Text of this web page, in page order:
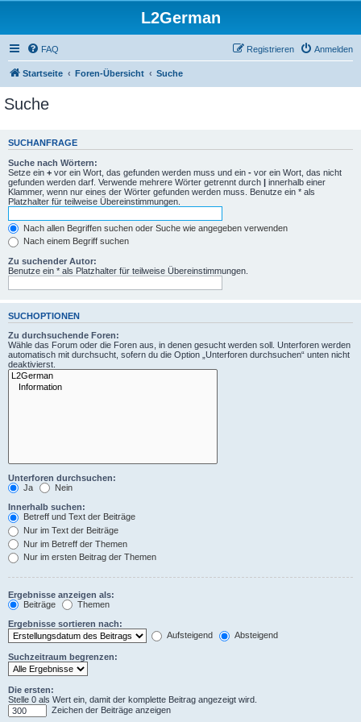
L2German
FAQ Anmelden
Registrieren
Startseite Foren-Übersicht Suche
Suche
SUCHANFRAGE
Suche nach Wörtern:
Setze ein + vor ein Wort, das gefunden werden muss und ein - vor ein Wort, das nicht
gefunden werden darf. Verwende mehrere Wörter getrennt durch | innerhalb einer
Klammer, wenn nur eines der Wörter gefunden werden muss. Benutze ein * als
Platzhalter für teilweise Übereinstimmungen.
Nach allen Begriffen suchen oder Suche wie angegeben verwenden
Nach einem Begriff suchen
Zu suchender Autor:
Benutze ein * als Platzhalter für teilweise Übereinstimmungen.
SUCHOPTIONEN
Zu durchsuchende Foren:
Wähle das Forum oder die Foren aus, in denen gesucht werden soll. Unterforen werden
automatisch mit durchsucht, sofern du die Option „Unterforen durchsuchen“ unten nicht
deaktivierst.
Unterforen durchsuchen:
Ja
Nein
Innerhalb suchen:
Betreff und Text der Beiträge
Nur im Text der Beiträge
Nur im Betreff der Themen
Nur im ersten Beitrag der Themen
Ergebnisse anzeigen als:
Beiträge
Themen
Ergebnisse sortieren nach:
Aufsteigend
Absteigend
Suchzeitraum begrenzen:
Die ersten:
Stelle 0 als Wert ein, damit der komplette Beitrag angezeigt wird.
Zeichen der Beiträge anzeigen